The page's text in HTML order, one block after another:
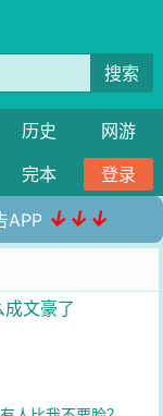
搜索
历史
网游
完本 登录
APP ↓↓↓
文豪了